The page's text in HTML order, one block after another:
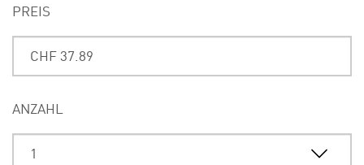
PREIS
ANZAHL